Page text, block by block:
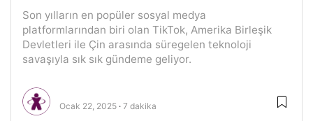
Son yılların en popüler sosyal medya
platformlarından biri olan TikTok, Amerika Birleşik
Devletleri ile Çin arasında süregelen teknoloji
savaşıyla sık sık gündeme geliyor.
Ocak 22, 2025 7 dakika